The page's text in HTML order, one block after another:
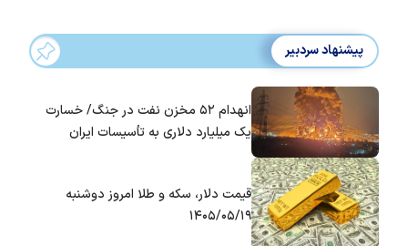
پیشنهاد سردبیر
انهدام ۵۲ مخزن نفت در جنگ/ خسارت
یک میلیارد دلاری به تأسیسات ایران
قیمت دلار، سکه و طلا امروز دوشنبه
۱۴۰۵/۰۵/۱۹